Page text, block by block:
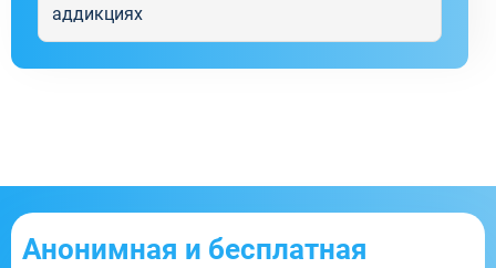
аддикциях
Анонимная и бесплатная